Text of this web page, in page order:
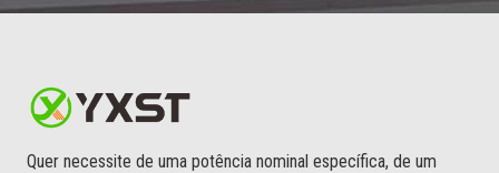
Quer necessite de uma potência nominal específica, de um